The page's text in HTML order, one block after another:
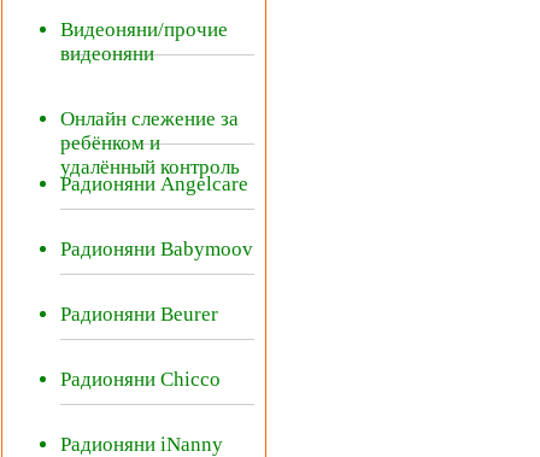
Видеоняни/прочие
видеоняни
Онлайн слежение за
ребёнком и
удалённый контроль
Радионяни Angelcare
Радионяни Babymoov
Радионяни Beurer
Радионяни Chicco
Радионяни iNanny